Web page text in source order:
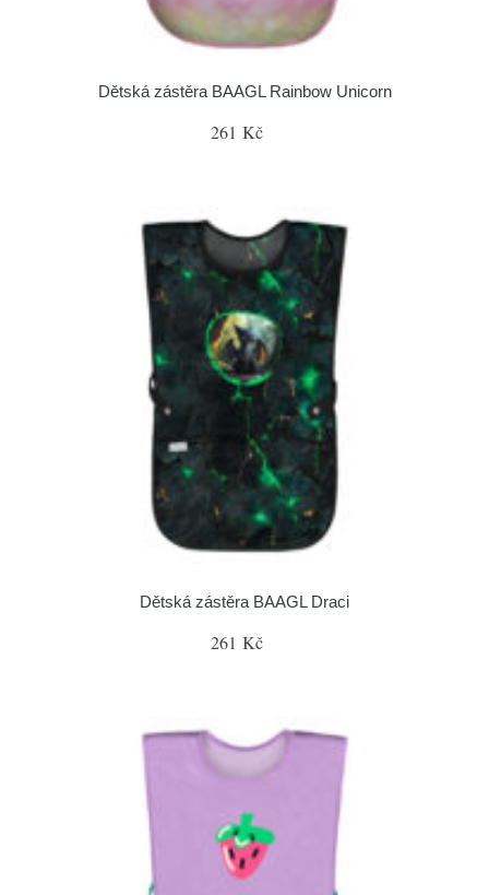
Dětská zástěra BAAGL Rainbow Unicorn
261 Kč
Dětská zástěra BAAGL Draci
261 Kč